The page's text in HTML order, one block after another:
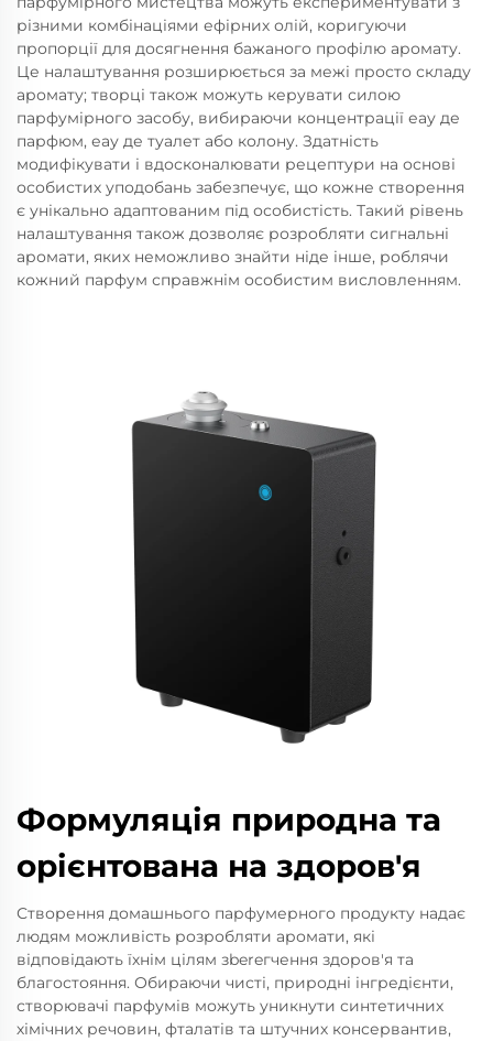
різними комбінаціями ефірних олій, коригуючи
пропорції для досягнення бажаного профілю аромату.
Це налаштування розширюється за межі просто складу
аромату; творці також можуть керувати силою
парфумірного засобу, вибираючи концентрації еау де
парфюм, еау де туалет або колону. Здатність
модифікувати і вдосконалювати рецептури на основі
особистих уподобань забезпечує, що кожне створення
є унікально адаптованим під особистість. Такий рівень
налаштування також дозволяє розробляти сигнальні
аромати, яких неможливо знайти ніде інше, роблячи
кожний парфум справжнім особистим висловленням.
Формуляція природна та
орієнтована на здоров'я
Створення домашнього парфумерного продукту надає
людям можливість розробляти аромати, які
відповідають їхнім цілям зbereгчення здоров'я та
благостояння. Обираючи чисті, природні інгредієнти,
створювачі парфумів можуть уникнути синтетичних
хімічних речовин, фталатів та штучних консервантив,